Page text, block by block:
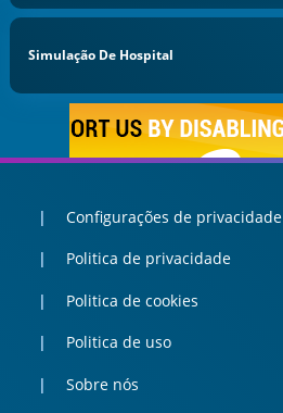
Simulação De Hospital
Configurações de privacidade
Politica de privacidade
Politica de cookies
Politica de uso
Sobre nós